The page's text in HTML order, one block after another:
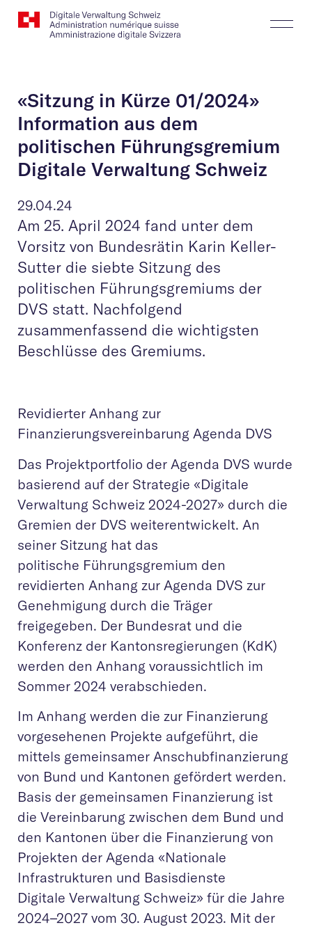
Website
Logo
«Sitzung in Kürze 01/2024»
Information aus dem
politischen Führungsgremium
Digitale Verwaltung Schweiz
29.04.24
Am 25. April 2024 fand unter dem
Vorsitz von Bundesrätin Karin Keller-
Sutter die siebte Sitzung des
politischen Führungsgremiums der
DVS statt. Nachfolgend
zusammenfassend die wichtigsten
Beschlüsse des Gremiums.
Revidierter Anhang zur
Finanzierungsvereinbarung Agenda DVS
Das Projektportfolio der Agenda DVS wurde
basierend auf der Strategie «Digitale
Verwaltung Schweiz 2024-2027» durch die
Gremien der DVS weiterentwickelt. An
seiner Sitzung hat das
politische Führungsgremium den
revidierten Anhang zur Agenda DVS zur
Genehmigung durch die Träger
freigegeben. Der Bundesrat und die
Konferenz der Kantonsregierungen (KdK)
werden den Anhang voraussichtlich im
Sommer 2024 verabschieden.
Im Anhang werden die zur Finanzierung
vorgesehenen Projekte aufgeführt, die
mittels gemeinsamer Anschubfinanzierung
von Bund und Kantonen gefördert werden.
Basis der gemeinsamen Finanzierung ist
die Vereinbarung zwischen dem Bund und
den Kantonen über die Finanzierung von
Projekten der Agenda «Nationale
Infrastrukturen und Basisdienste
Digitale Verwaltung Schweiz» für die Jahre
2024–2027 vom 30. August 2023. Mit der